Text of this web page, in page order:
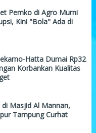
Pemko di Agro Murni
Kini "Bola" Ada di
Hatta Dumai Rp32
Korbankan Kualitas
Masjid Al Mannan,
Tampung Curhat